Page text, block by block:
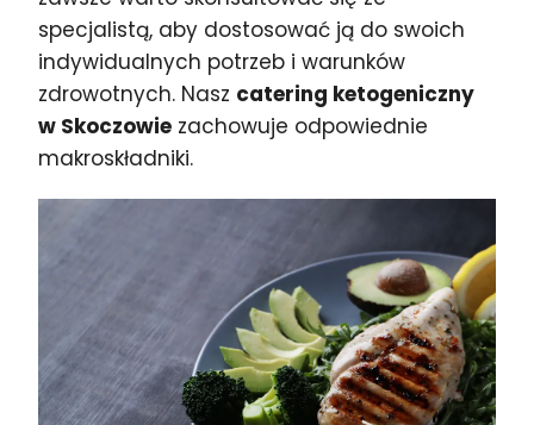
specjalistą, aby dostosować ją do swoich
indywidualnych potrzeb i warunków
zdrowotnych. Nasz catering ketogeniczny
w Skoczowie zachowuje odpowiednie
makroskładniki.